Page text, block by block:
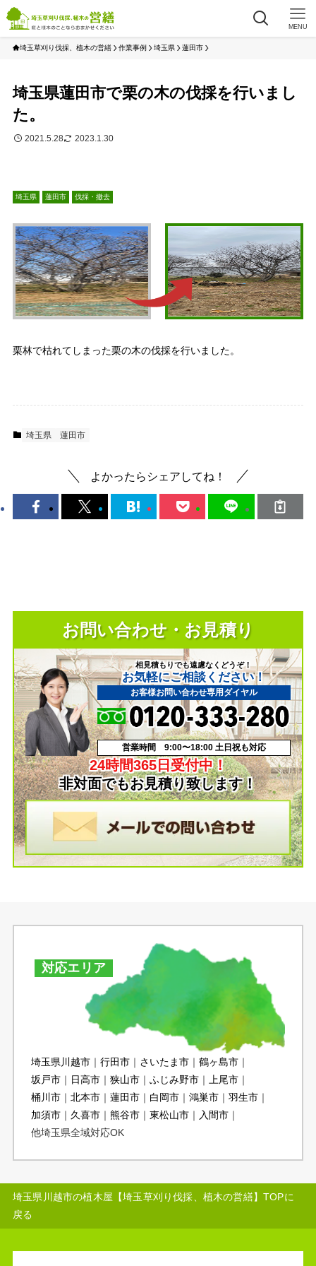
MENU
埼玉草刈り伐採、植木の営繕 作業事例 埼玉県 蓮田市
埼玉県蓮田市で栗の木の伐採を行いまし
た。
2021.5.28 2023.1.30
埼玉県 蓮田市 伐採・撤去
栗林で枯れてしまった栗の木の伐採を行いました。
埼玉県 蓮田市
よかったらシェアしてね！
お問い合わせ・お見積り
相見積もりでも遠慮なくどうぞ！
お気軽にご相談ください！
お客様お問い合わせ専用ダイヤル
営業時間 9:00〜18:00 土日祝も対応
24時間365日受付中！
非対面でもお見積り致します！
対応エリア
埼玉県川越市 行田市 さいたま市
鶴ヶ島市
坂戸市
日高市 狭山市 ふじみ野市
上尾市
桶川市
北本市 蓮田市 白岡市 鴻巣市
羽生市
加須市
久喜市 熊谷市 東松山市
入間市
他埼玉県全域対応OK
埼玉県川越市の植木屋【埼玉草刈り伐採、植木の営繕】TOPに
戻る